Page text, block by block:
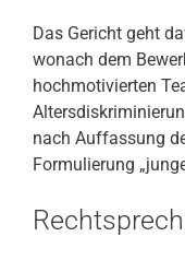
Das Gericht geht
wonach dem
hochmotivierten
nach Auffassung
Formulierung